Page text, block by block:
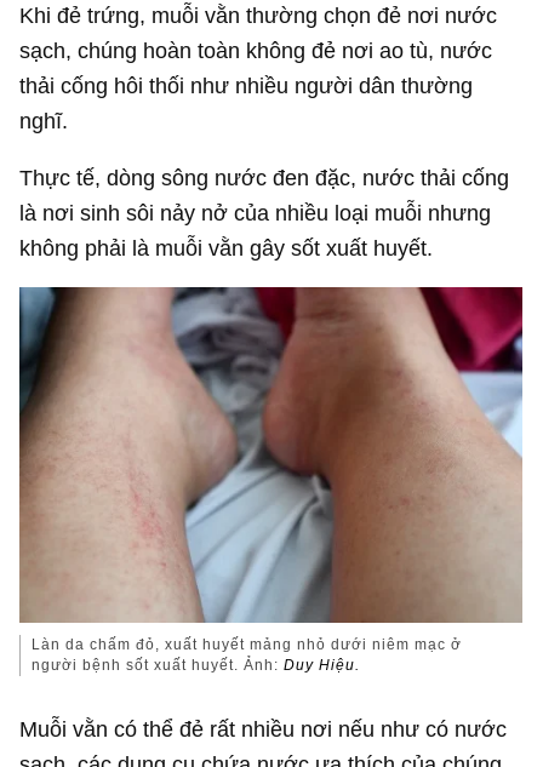
Khi đẻ trứng, muỗi vằn thường chọn đẻ nơi nước
sạch, chúng hoàn toàn không đẻ nơi ao tù, nước
thải cống hôi thối như nhiều người dân thường
nghĩ.
Thực tế, dòng sông nước đen đặc, nước thải cống
là nơi sinh sôi nảy nở của nhiều loại muỗi nhưng
không phải là muỗi vằn gây sốt xuất huyết.
Làn da chấm đỏ, xuất huyết mảng nhỏ dưới niêm mạc ở
người bệnh sốt xuất huyết. Ảnh: Duy Hiệu.
Muỗi vằn có thể đẻ rất nhiều nơi nếu như có nước